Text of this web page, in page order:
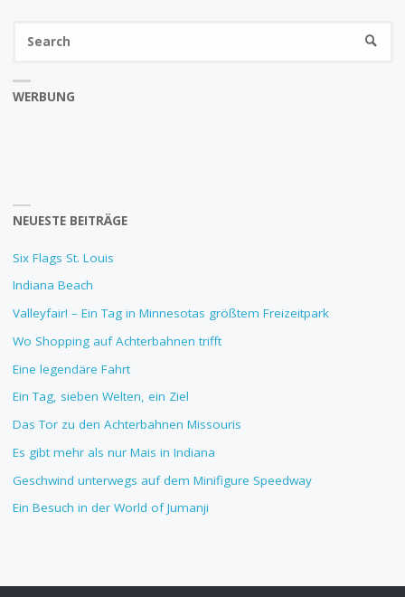
WERBUNG
NEUESTE BEITRÄGE
Six Flags St. Louis
Indiana Beach
Valleyfair! – Ein Tag in Minnesotas größtem Freizeitpark
Wo Shopping auf Achterbahnen trifft
Eine legendäre Fahrt
Ein Tag, sieben Welten, ein Ziel
Das Tor zu den Achterbahnen Missouris
Es gibt mehr als nur Mais in Indiana
Geschwind unterwegs auf dem Minifigure Speedway
Ein Besuch in der World of Jumanji